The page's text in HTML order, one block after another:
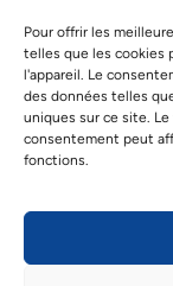
Pour offrir les
telles que les cookies
l'appareil. Le
des données telles
uniques sur ce site.
consentement peut
fonctions.
Financement
Prévoyance
Placement
E-banking
Mentions Légales︱